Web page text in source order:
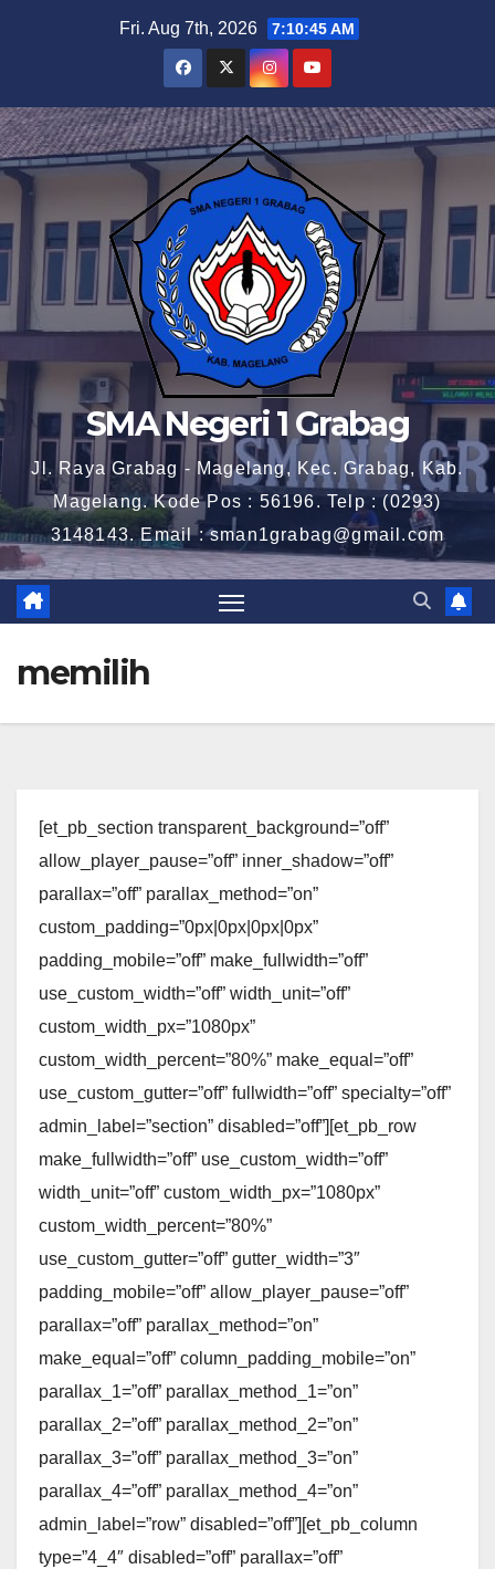
Fri. Aug 7th, 2026 7:10:46 AM
SMA Negeri 1 Grabag
Jl. Raya Grabag - Magelang, Kec. Grabag, Kab.
Magelang. Kode Pos : 56196. Telp : (0293)
3148143. Email : sman1grabag@gmail.com
memilih
[et_pb_section transparent_background=”off”
allow_player_pause=”off” inner_shadow=”off”
parallax=”off” parallax_method=”on”
custom_padding=”0px|0px|0px|0px”
padding_mobile=”off” make_fullwidth=”off”
use_custom_width=”off” width_unit=”off”
custom_width_px=”1080px”
custom_width_percent=”80%” make_equal=”off”
use_custom_gutter=”off” fullwidth=”off” specialty=”off”
admin_label=”section” disabled=”off”][et_pb_row
make_fullwidth=”off” use_custom_width=”off”
width_unit=”off” custom_width_px=”1080px”
custom_width_percent=”80%”
use_custom_gutter=”off” gutter_width=”3″
padding_mobile=”off” allow_player_pause=”off”
parallax=”off” parallax_method=”on”
make_equal=”off” column_padding_mobile=”on”
parallax_1=”off” parallax_method_1=”on”
parallax_2=”off” parallax_method_2=”on”
parallax_3=”off” parallax_method_3=”on”
parallax_4=”off” parallax_method_4=”on”
admin_label=”row” disabled=”off”][et_pb_column
type=”4_4″ disabled=”off” parallax=”off”